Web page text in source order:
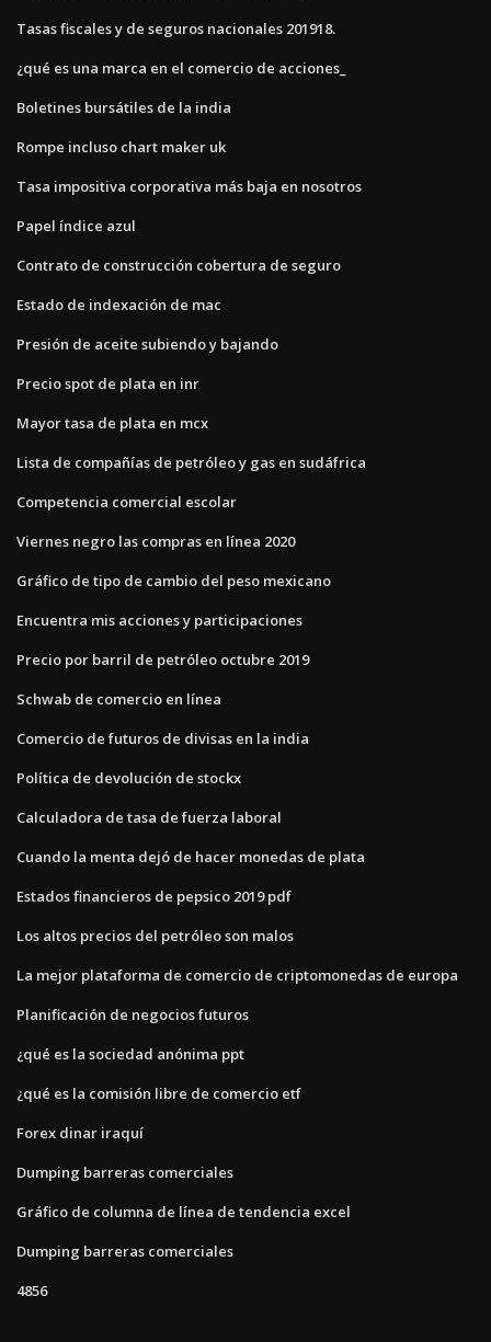
Tasas fiscales y de seguros nacionales 201918.
¿qué es una marca en el comercio de acciones_
Boletines bursátiles de la india
Rompe incluso chart maker uk
Tasa impositiva corporativa más baja en nosotros
Papel índice azul
Contrato de construcción cobertura de seguro
Estado de indexación de mac
Presión de aceite subiendo y bajando
Precio spot de plata en inr
Mayor tasa de plata en mcx
Lista de compañías de petróleo y gas en sudáfrica
Competencia comercial escolar
Viernes negro las compras en línea 2020
Gráfico de tipo de cambio del peso mexicano
Encuentra mis acciones y participaciones
Precio por barril de petróleo octubre 2019
Schwab de comercio en línea
Comercio de futuros de divisas en la india
Política de devolución de stockx
Calculadora de tasa de fuerza laboral
Cuando la menta dejó de hacer monedas de plata
Estados financieros de pepsico 2019 pdf
Los altos precios del petróleo son malos
La mejor plataforma de comercio de criptomonedas de europa
Planificación de negocios futuros
¿qué es la sociedad anónima ppt
¿qué es la comisión libre de comercio etf
Forex dinar iraquí
Dumping barreras comerciales
Gráfico de columna de línea de tendencia excel
Dumping barreras comerciales
4856